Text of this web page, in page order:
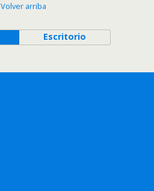
Volver arriba
Escritorio